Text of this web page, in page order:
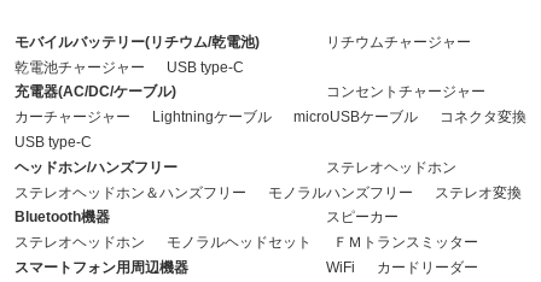
モバイルバッテリー(リチウム/乾電池)
リチウムチャージャー
乾電池チャージャー
USB type-C
充電器(AC/DC/ケーブル)
コンセントチャージャー
カーチャージャー
Lightningケーブル microUSBケーブル
コネクタ変換
USB type-C
ヘッドホン/ハンズフリー
ステレオヘッドホン
ステレオヘッドホン＆ハンズフリー
モノラルハンズフリー
ステレオ変換
Bluetooth機器
スピーカー
ステレオヘッドホン
モノラルヘッドセット
ＦＭトランスミッター
スマートフォン用周辺機器
WiFi カードリーダー